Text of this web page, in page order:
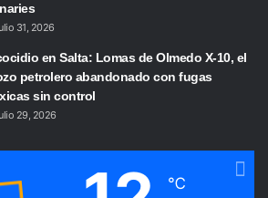
31, 2026
en Salta: Lomas de Olmedo X-10, el
petrolero abandonado con fugas
sin control
29, 2026
℃